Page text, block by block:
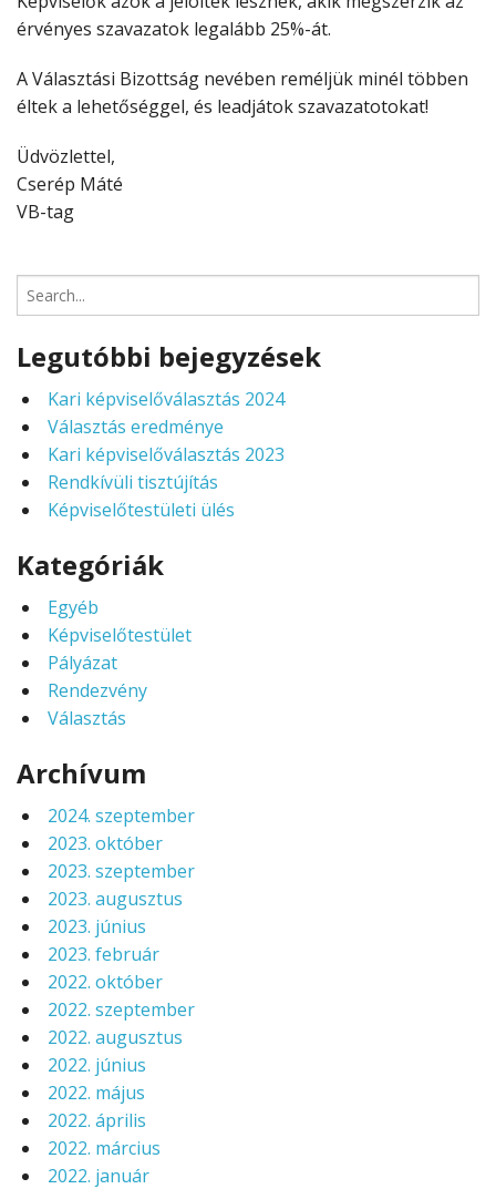
érvényes szavazatok legalább 25%-át.
A Választási Bizottság nevében reméljük minél többen
éltek a lehetőséggel, és leadjátok szavazatotokat!
Üdvözlettel,
Cserép Máté
VB-tag
Search
Legutóbbi bejegyzések
Kari képviselőválasztás 2024
Választás eredménye
Kari képviselőválasztás 2023
Rendkívüli tisztújítás
Képviselőtestületi ülés
Kategóriák
Egyéb
Képviselőtestület
Pályázat
Rendezvény
Választás
Archívum
2024. szeptember
2023. október
2023. szeptember
2023. augusztus
2023. június
2023. február
2022. október
2022. szeptember
2022. augusztus
2022. június
2022. május
2022. április
2022. március
2022. január